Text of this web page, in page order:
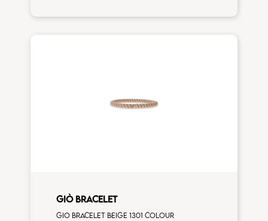
GIÒ BRACELET
Gio bracelet Beige 1301 colour